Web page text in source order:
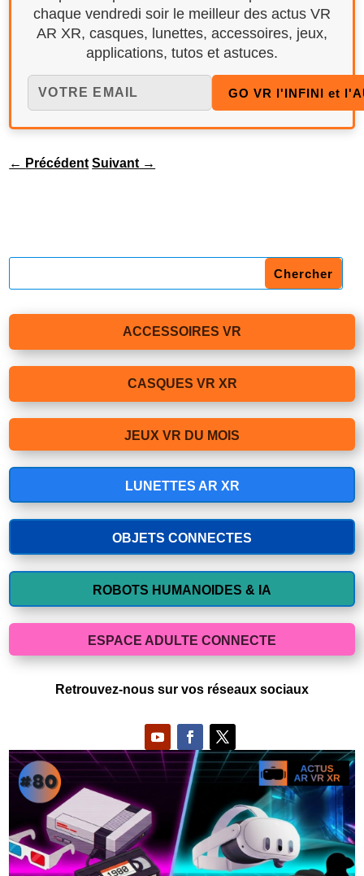
chaque vendredi soir le meilleur des actus VR
AR XR, casques, lunettes, accessoires, jeux,
applications, tutos et astuces.
← Précédent Suivant →
ACCESSOIRES VR
CASQUES VR XR
JEUX VR DU MOIS
LUNETTES AR XR
OBJETS CONNECTES
ROBOTS HUMANOIDES & IA
ESPACE ADULTE CONNECTE
Retrouvez-nous sur vos réseaux sociaux